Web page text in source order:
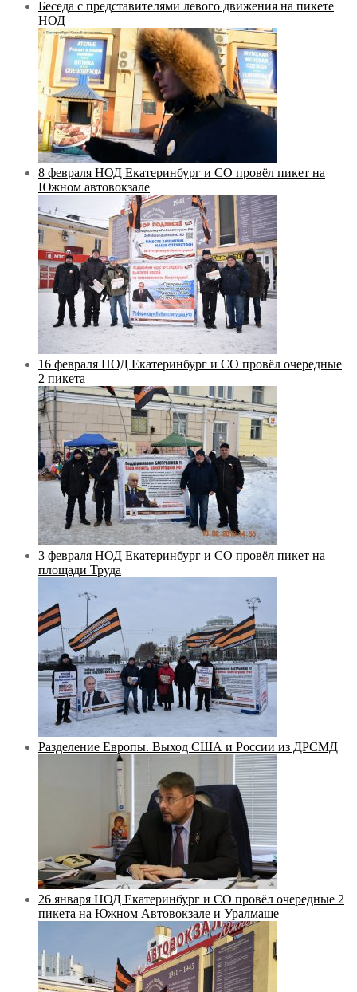
Беседа с представителями левого движения на пикете
НОД
8 февраля НОД Екатеринбург и СО провёл пикет на
Южном автовокзале
16 февраля НОД Екатеринбург и СО провёл очередные
2 пикета
3 февраля НОД Екатеринбург и СО провёл пикет на
площади Труда
Разделение Европы. Выход США и России из ДРСМД
26 января НОД Екатеринбург и СО провёл очередные 2
пикета на Южном Автовокзале и Уралмаше